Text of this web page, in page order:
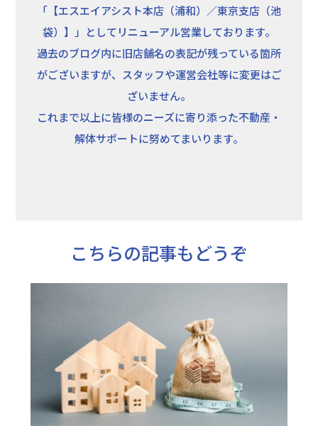
「【エスエイアシスト本店（浦和）／東京支店（池
袋）】」としてリニューアル営業しております。
過去のブログ内に旧店舗名の表記が残っている箇所
がございますが、スタッフや運営会社等に変更はご
ざいません。
これまで以上に皆様のニーズに寄り添った不動産・
解体サポートに努めてまいります。
こちらの記事もどうぞ